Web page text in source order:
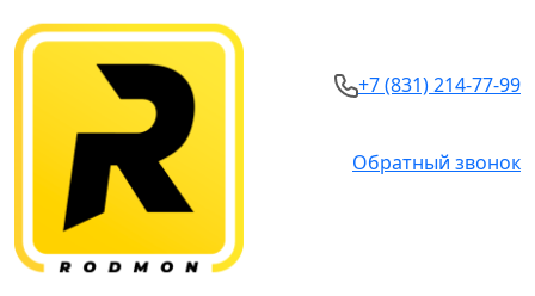
+7 (831) 214-77-99
Обратный звонок